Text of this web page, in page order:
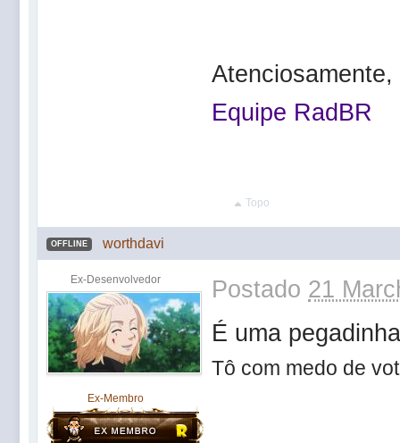
Atenciosamente,
Equipe RadBR
Topo
OFFLINE worthdavi
Ex-Desenvolvedor
Ex-Membro
Postado 21
É uma
Tô com medo de